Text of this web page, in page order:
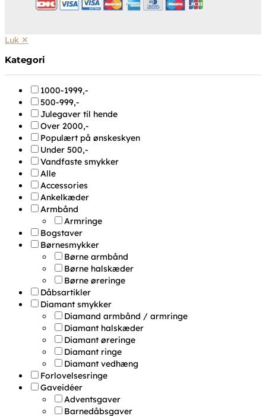
Luk ✕
Kategori
1000-1999,-
500-999,-
Julegaver til hende
Over 2000,-
Populært på ønskeskyen
Under 500,-
Vandfaste smykker
Alle
Accessories
Ankelkæder
Armbånd
Armringe
Bogstaver
Børnesmykker
Børne armbånd
Børne halskæder
Børne øreringe
Dåbsartikler
Diamant smykker
Diamand armbånd / armringe
Diamant halskæder
Diamant øreringe
Diamant ringe
Diamant vedhæng
Forlovelsesringe
Gaveidéer
Adventsgaver
Barnedåbsgaver